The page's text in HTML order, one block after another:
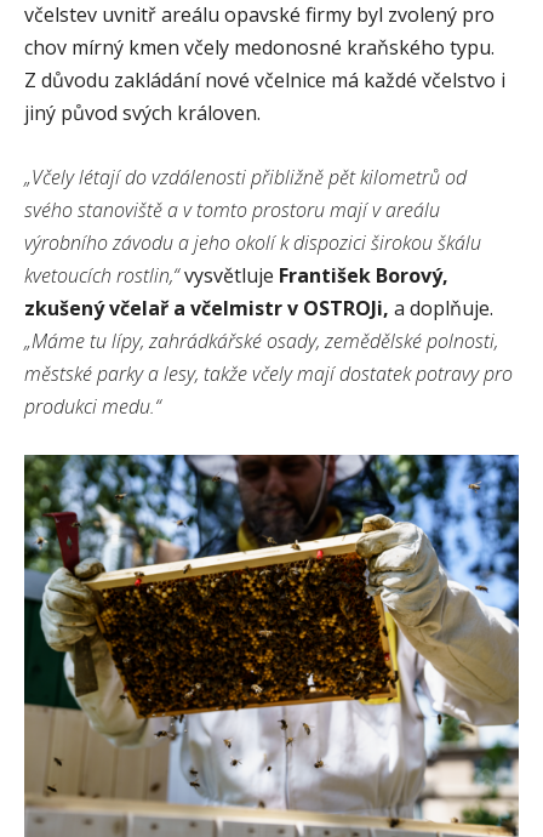
včelstev uvnitř areálu opavské firmy byl zvolený pro
chov mírný kmen včely medonosné kraňského typu.
Z důvodu zakládání nové včelnice má každé včelstvo i
jiný původ svých královen.
„Včely létají do vzdálenosti přibližně pět kilometrů od
svého stanoviště a v tomto prostoru mají v areálu
výrobního závodu a jeho okolí k dispozici širokou škálu
kvetoucích rostlin,“vysvětluje František Borový,
zkušený včelař a včelmistr v OSTROJi, a doplňuje.
„Máme tu lípy, zahrádkářské osady, zemědělské polnosti,
městské parky a lesy, takže včely mají dostatek potravy pro
produkci medu.“